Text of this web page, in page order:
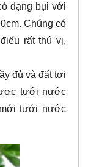
dạng bụi với
Chúng có
rất thú vị,
đủ và đất tơi
tưới nước
tưới nước